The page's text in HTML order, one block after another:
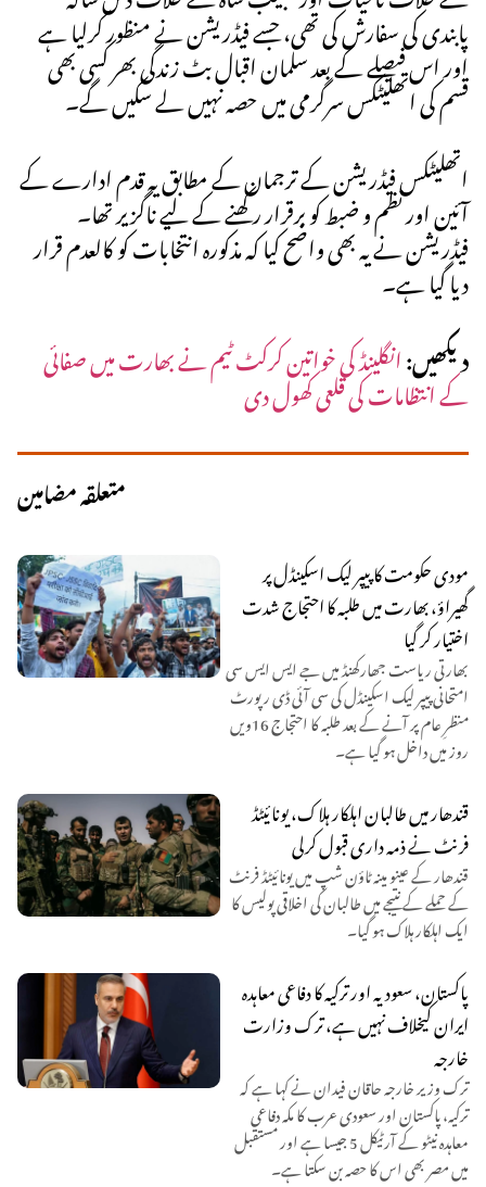
پابندی کی سفارش کی تھی، جسے فیڈریشن نے منظور کرلیا ہے
اور اس فیصلے کے بعد سلمان اقبال بٹ زندگی بھر کسی بھی
قسم کی اتھلیٹکس سرگرمی میں حصہ نہیں لے سکیں گے۔
اتھلیٹکس فیڈریشن کے ترجمان کے مطابق یہ قدم ادارے کے
آئین اور نظم و ضبط کو برقرار رکھنے کے لیے ناگزیر تھا۔
فیڈریشن نے یہ بھی واضح کیا کہ مذکورہ انتخابات کو کالعدم قرار
دیا گیا ہے۔
دیکھیں:انگلینڈ کی خواتین کرکٹ ٹیم نے بھارت میں صفائی
کے انتظامات کی قلعی کھول دی
متعلقہ مضامین
مودی حکومت کا پیپر لیک اسکینڈل پر
گھیراؤ، بھارت میں طلبہ کا احتجاج شدت
اختیار کر گیا
بھارتی ریاست جھارکھنڈ میں جے ایس ایس سی
امتحانی پیپر لیک اسکینڈل کی سی آئی ڈی رپورٹ
منظرِ عام پر آنے کے بعد طلبہ کا احتجاج 16ویں
روز میں داخل ہو گیا ہے۔
قندھار میں طالبان اہلکار ہلاک، یونائیٹڈ
فرنٹ نے ذمہ داری قبول کرلی
قندھار کے عینو مینہ ٹاؤن شپ میں یونائیٹڈ فرنٹ
کے حملے کے نتیجے میں طالبان کی اخلاقی پولیس کا
ایک اہلکار ہلاک ہو گیا۔
پاکستان، سعودیہ اور ترکیہ کا دفاعی معاہدہ
ایران کیخلاف نہیں ہے، ترک وزارت
خارجہ
ترک وزیر خارجہ حاقان فیدان نے کہا ہے کہ
ترکیہ، پاکستان اور سعودی عرب کا مکہ دفاعی
معاہدہ نیٹو کے آرٹیکل 5 جیسا ہے اور مستقبل
میں مصر بھی اس کا حصہ بن سکتا ہے۔